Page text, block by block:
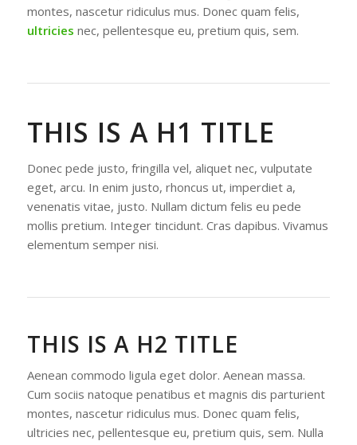
montes, nascetur ridiculus mus. Donec quam felis,
ultricies nec, pellentesque eu, pretium quis, sem.
THIS IS A H1 TITLE
Donec pede justo, fringilla vel, aliquet nec, vulputate
eget, arcu. In enim justo, rhoncus ut, imperdiet a,
venenatis vitae, justo. Nullam dictum felis eu pede
mollis pretium. Integer tincidunt. Cras dapibus. Vivamus
elementum semper nisi.
THIS IS A H2 TITLE
Aenean commodo ligula eget dolor. Aenean massa.
Cum sociis natoque penatibus et magnis dis parturient
montes, nascetur ridiculus mus. Donec quam felis,
ultricies nec, pellentesque eu, pretium quis, sem. Nulla